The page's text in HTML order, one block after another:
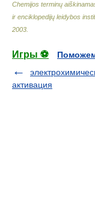
Chemijos terminų
ir enciklopedijų leidybos
2003
Игры ⚽
активация